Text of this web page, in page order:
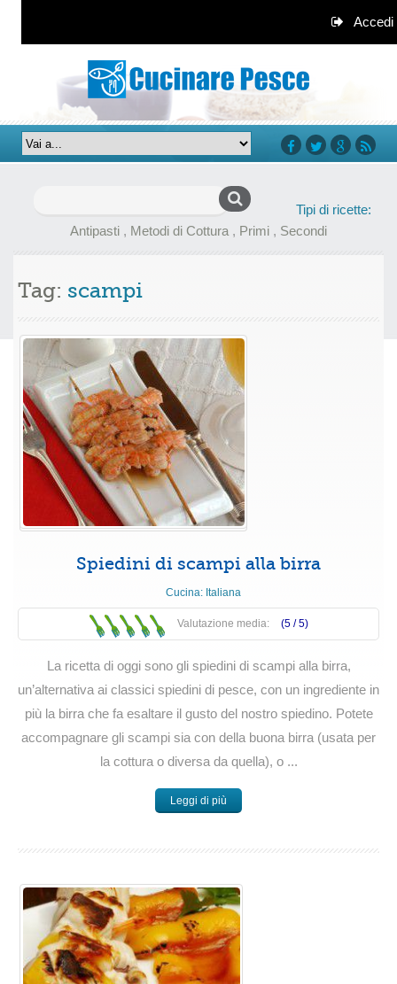
Accedi
Tipi di ricette:
Antipasti , Metodi di Cottura , Primi , Secondi
Tag: scampi
Spiedini di scampi alla birra
Cucina: Italiana
Valutazione media: (5 /5)
La ricetta di oggi sono gli spiedini di scampi alla birra,
un’alternativa ai classici spiedini di pesce, con un ingrediente in
più la birra che fa esaltare il gusto del nostro spiedino. Potete
accompagnare gli scampi sia con della buona birra (usata per
la cottura o diversa da quella), o ...
Leggi di più